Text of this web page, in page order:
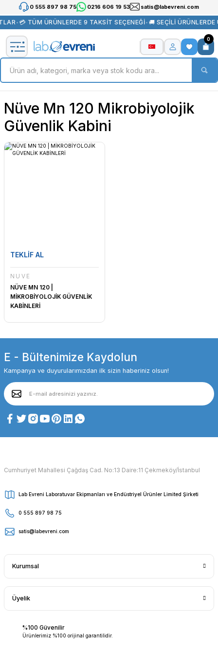
0 555 897 98 75 0216 606 19 53 satis@labevreni.com
•💳 TÜM ÜRÜNLERDE 9 TAKSİT SEÇENEĞİ•🚚 SEÇİLİ ÜRÜNLERDE
0
Nüve Mn 120 Mikrobiyolojik
Güvenlik Kabini
TEKLİF AL
NÜVE
NÜVE MN 120 |
MİKROBİYOLOJİK GÜVENLİK
KABİNLERİ
E - Bültenimize Kaydolun
Kampanya ve duyurularımızdan ilk sizin haberiniz olsun!
Cumhuriyet Mahallesi Çağdaş Cad. No:13 Daire:11 Çekmeköy/İstanbul
Lab Evreni Laboratuvar Ekipmanları ve Endüstriyel Ürünler Limited Şirketi
0 555 897 98 75
satis@labevreni.com
Kurumsal
Üyelik
%100 Güvenilir
Ürünlerimiz %100 orijinal garantilidir.